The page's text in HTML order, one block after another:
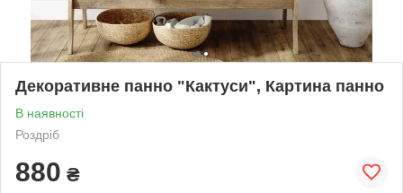
Декоративне панно "Кактуси", Картина панно
В наявності
Роздріб
880 ₴